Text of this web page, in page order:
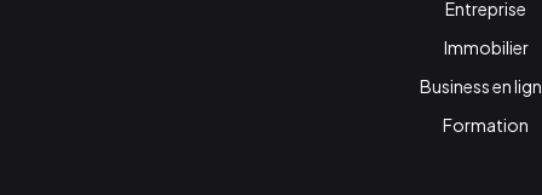
Entreprise
Immobilier
Business en
Formation